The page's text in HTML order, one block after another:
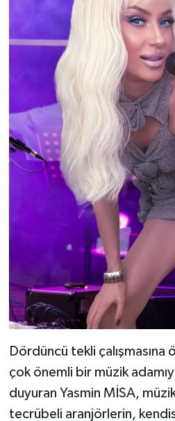
Dördüncü tekli
çok önemli bir müzik
duyuran Yasmin MİSA,
tecrübeli aranjörlerin,